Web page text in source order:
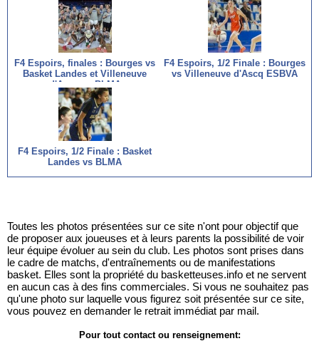
F4 Espoirs, finales : Bourges vs
Basket Landes et Villeneuve
d'Ascq vs BLMA
F4 Espoirs, 1/2 Finale : Bourges
vs Villeneuve d'Ascq ESBVA
F4 Espoirs, 1/2 Finale : Basket
Landes vs BLMA
Toutes les photos présentées sur ce site n'ont pour objectif que
de proposer aux joueuses et à leurs parents la possibilité de voir
leur équipe évoluer au sein du club. Les photos sont prises dans
le cadre de matchs, d'entraînements ou de manifestations
basket. Elles sont la propriété du basketteuses.info et ne servent
en aucun cas à des fins commerciales. Si vous ne souhaitez pas
qu'une photo sur laquelle vous figurez soit présentée sur ce site,
vous pouvez en demander le retrait immédiat par mail.
Pour tout contact ou renseignement: